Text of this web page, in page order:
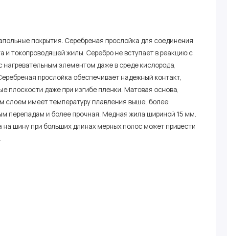
покрытия. Серебреная прослойка для соединения
и токопроводящей жилы. Серебро не вступает в реакцию с
нагревательным элементом даже в среде кислорода,
прослойка обеспечивает надежный контакт,
плоскости даже при изгибе пленки. Матовая основа,
слоем имеет температуру плавления выше, более
перепадам и более прочная. Медная жила шириной 15 мм.
на шину при больших длинах мерных полос может привести